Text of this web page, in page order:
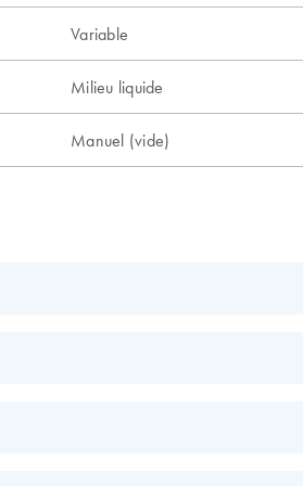
Variable
Milieu liquide
Manuel (vide)